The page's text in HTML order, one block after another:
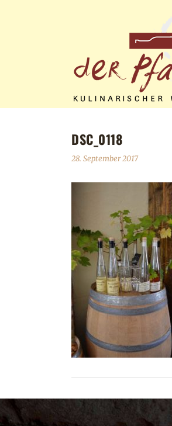
DSC_0118
28. September 2017